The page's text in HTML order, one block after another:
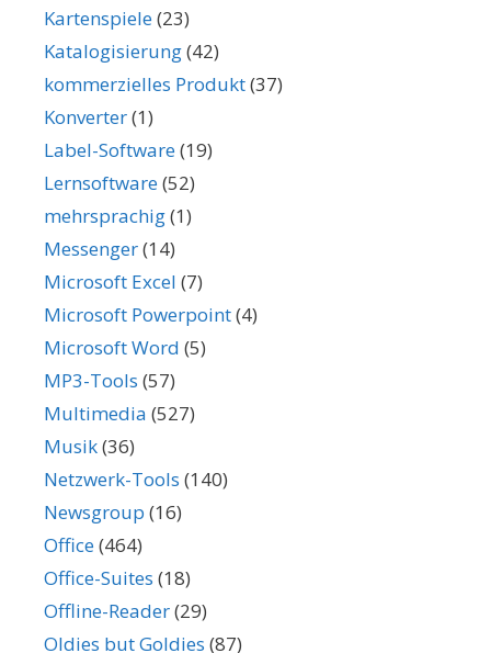
Kartenspiele(23)
Katalogisierung(42)
kommerzielles Produkt(37)
Konverter(1)
Label-Software(19)
Lernsoftware(52)
mehrsprachig(1)
Messenger(14)
Microsoft Excel (7)
Microsoft Powerpoint(4)
Microsoft Word (5)
MP3-Tools (57)
Multimedia (527)
Musik(36)
Netzwerk-Tools (140)
Newsgroup (16)
Office(464)
Office-Suites (18)
Offline-Reader(29)
Oldies but Goldies (87)